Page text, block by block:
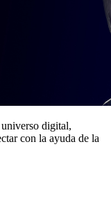
universo digital,
con la ayuda de la